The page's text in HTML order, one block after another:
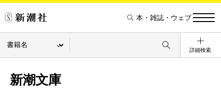
本・雑誌・ウェブ
詳細検索
新潮文庫